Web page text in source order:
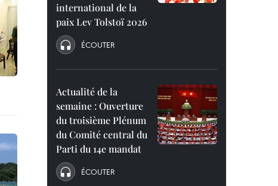
international de la
paix Lev Tolstoï 2026
ÉCOUTER
Actualité de la
semaine : Ouverture
du troisième Plénum
du Comité central du
Parti du 14e mandat
ÉCOUTER